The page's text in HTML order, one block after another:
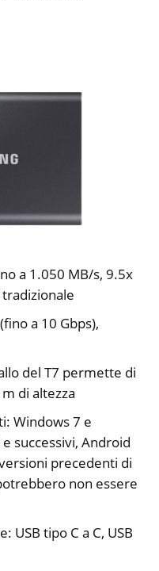
a 1.050 MB/s, 9.5x
a 10 Gbps),
del T7 permette di
di altezza
Windows 7 e
successivi, Android
precedenti di
non essere
USB tipo C a C, USB